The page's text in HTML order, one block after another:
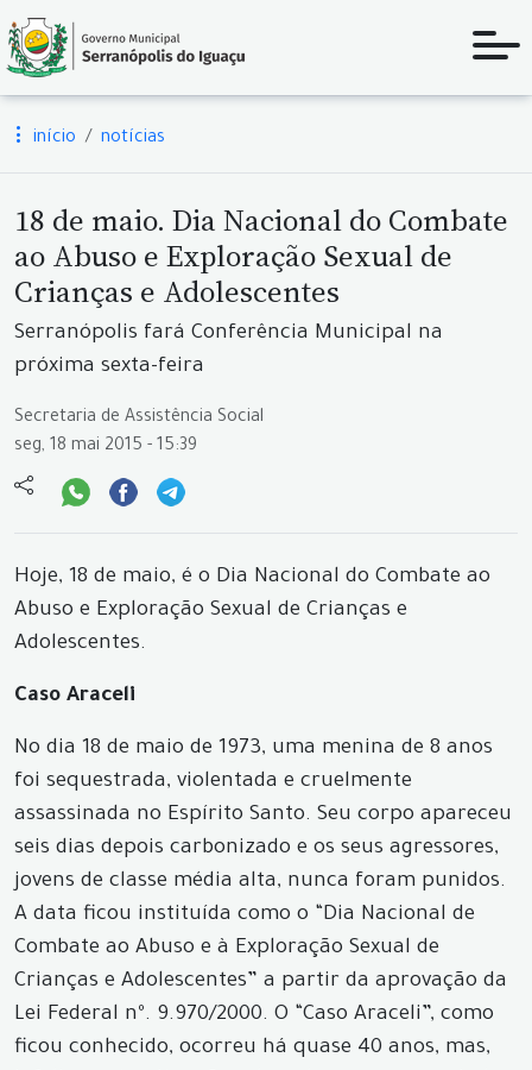
início notícias
18 de maio. Dia Nacional do Combate
ao Abuso e Exploração Sexual de
Crianças e Adolescentes
Serranópolis fará Conferência Municipal na
próxima sexta-feira
Secretaria de Assistência Social
seg, 18 mai 2015 - 15:39
Hoje, 18 de maio, é o Dia Nacional do Combate ao
Abuso e Exploração Sexual de Crianças e
Adolescentes.
Caso Araceli
No dia 18 de maio de 1973, uma menina de 8 anos
foi sequestrada, violentada e cruelmente
assassinada no Espírito Santo. Seu corpo apareceu
seis dias depois carbonizado e os seus agressores,
jovens de classe média alta, nunca foram punidos.
A data ficou instituída como o “Dia Nacional de
Combate ao Abuso e à Exploração Sexual de
Crianças e Adolescentes” a partir da aprovação da
Lei Federal nº. 9.970/2000. O “Caso Araceli”, como
ficou conhecido, ocorreu há quase 40 anos, mas,